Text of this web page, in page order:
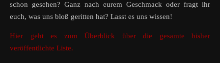
schon gesehen? Ganz nach eurem Geschmack oder fragt ihr
euch, was uns bloß geritten hat? Lasst es uns wissen!
Hier geht es zum Überblick über die gesamte bisher
veröffentlichte Liste.